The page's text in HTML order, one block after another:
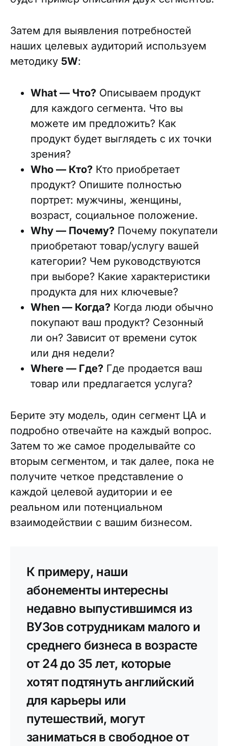
Затем для выявления потребностей
наших целевых аудиторий используем
методику 5W:
What — Что? Описываем продукт
для каждого сегмента. Что вы
можете им предложить? Как
продукт будет выглядеть с их точки
зрения?
Who — Кто? Кто приобретает
продукт? Опишите полностью
портрет: мужчины, женщины,
возраст, социальное положение.
Why — Почему? Почему покупатели
приобретают товар/услугу вашей
категории? Чем руководствуются
при выборе? Какие характеристики
продукта для них ключевые?
When — Когда? Когда люди обычно
покупают ваш продукт? Сезонный
ли он? Зависит от времени суток
или дня недели?
Where — Где? Где продается ваш
товар или предлагается услуга?
Берите эту модель, один сегмент ЦА и
подробно отвечайте на каждый вопрос.
Затем то же самое проделывайте со
вторым сегментом, и так далее, пока не
получите четкое представление о
каждой целевой аудитории и ее
реальном или потенциальном
взаимодействии с вашим бизнесом.
К примеру, наши
абонементы интересны
недавно выпустившимся из
ВУЗов сотрудникам малого и
среднего бизнеса в возрасте
от 24 до 35 лет, которые
хотят подтянуть английский
для карьеры или
путешествий, могут
заниматься в свободное от